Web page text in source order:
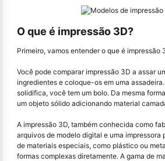
O que é impressão 3D?
Primeiro, vamos entender o que é impressão
Você pode comparar impressão 3D a assar
ingredientes e coloque-os em uma
solidifica, você tem um bolo. Da mesma
um objeto sólido adicionando material
A impressão 3D, também conhecida como
arquivos de modelo digital e uma impressora
de materiais especiais, como plástico ou
formas complexas diretamente. A gama de